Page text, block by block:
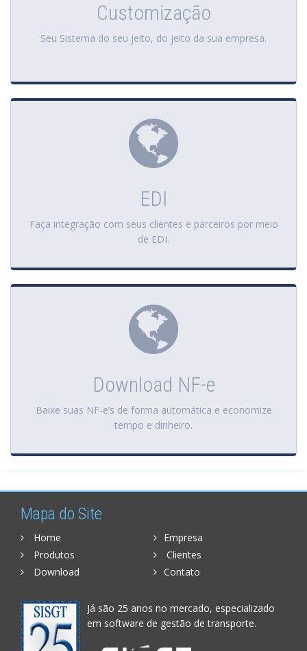
Customização
Seu Sistema do seu jeito, do jeito da sua empresa.
EDI
Faça integração com seus clientes e parceiros por meio
de EDI.
Download NF-e
Baixe suas NF-e’s de forma automática e economize
tempo e dinheiro.
Mapa do Site
Home
Empresa
Produtos
Clientes
Download
Contato
Já são 25 anos no mercado, especializado
em software de gestão de transporte.